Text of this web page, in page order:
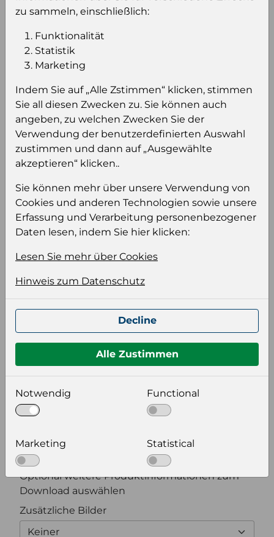
Einloggen um den Preis zu
Sie müssen eingeloggt sein, um Preise zu
sehen und/oder dieses Produkt zu kaufen.
Einloggen Anmeldung für B2B Konto
Produktinformation
Wählen Sie eine Sprache und ein Format für
Ihre Produktdatei aus
Sprache
Keiner
Format auswählen
Bildeinstellungen
Bildauflösung
Zusätzliche Produktinformationen
Optional weitere Produktinformationen zum
Download auswählen
Zusätzliche Bilder
Keiner
zu sammeln, einschließlich:
Funktionalität
Statistik
Marketing
Indem Sie auf „Alle Zstimmen“ klicken, stimmen
Sie all diesen Zwecken zu. Sie können auch
angeben, zu welchen Zwecken Sie der
Verwendung der benutzerdefinierten Auswahl
zustimmen und dann auf „Ausgewählte
akzeptieren“ klicken..
Sie können mehr über unsere Verwendung von
Cookies und anderen Technologien sowie unsere
Erfassung und Verarbeitung personenbezogener
Daten lesen, indem Sie hier klicken:
Lesen Sie mehr über Cookies
Hinweis zum Datenschutz
Decline
Alle Zustimmen
Notwendig Functional
Marketing Statistical